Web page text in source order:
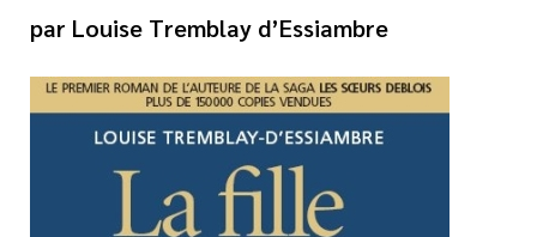
Développement personnel
Littérature jeunesse
Spiritualité
Famille
Vie pratique
Louise Tremblay d’Essiambre